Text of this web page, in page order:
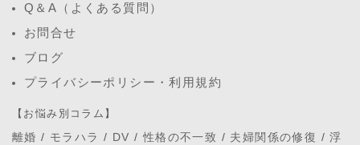
Q＆A（よくある質問）
お問合せ
ブログ
プライバシーポリシー・利用規約
【お悩み別コラム】
離婚 / モラハラ / DV/性格の不一致 / 夫婦関係の修復 /浮